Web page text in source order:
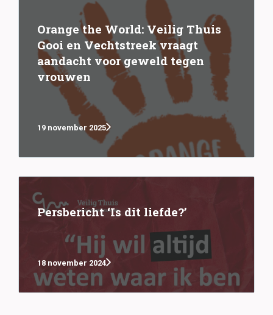
Orange the World: Veilig Thuis
Gooi en Vechtstreek vraagt
aandacht voor geweld tegen
vrouwen
19 november 2025
Persbericht ‘Is dit liefde?’
18 november 2024